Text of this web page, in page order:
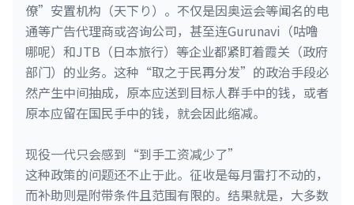
僚”安置机构（天下り）。不仅是因奥运会等闻名的电
通等广告代理商或咨询公司，甚至连Gurunavi（咕噜
哪呢）和JTB（日本旅行）等企业都紧盯着霞关（政府
部门）的业务。这种“取之于民再分发”的政治手段必
然产生中间抽成，原本应送到目标人群手中的钱，或者
原本应留在国民手中的钱，就会因此缩减。
现役一代只会感到“到手工资减少了”
这种政策的问题还不止于此。征收是每月雷打不动的，
而补助则是附带条件且范围有限的。结果就是，大多数